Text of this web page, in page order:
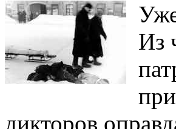
Из
дикторов